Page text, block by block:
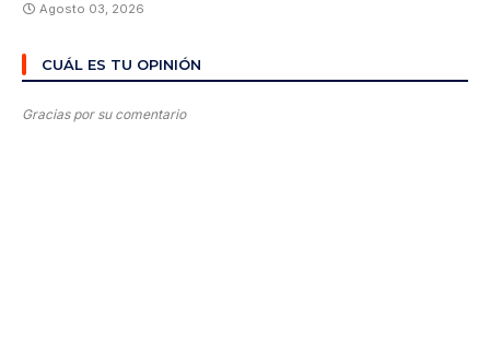
Agosto 03, 2026
CUÁL ES TU OPINIÓN
Gracias por su comentario